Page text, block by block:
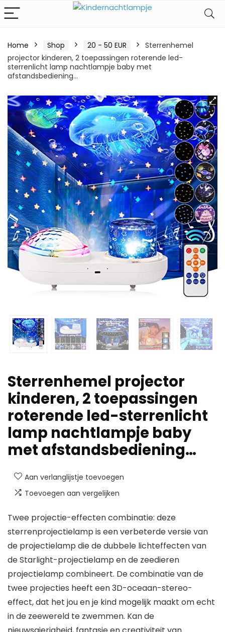
Home Shop 20 - 50 EUR
Sterrenhemel
projector kinderen, 2 toepassingen roterende led-
sterrenlicht lamp nachtlampje baby met
afstandsbediening…
Sterrenhemel projector
kinderen, 2 toepassingen
roterende led-sterrenlicht
lamp nachtlampje baby
met afstandsbediening…
Aan verlanglijstje toevoegen
Toevoegen aan vergelijken
Twee projectie-effecten combinatie: deze
sterrenprojectielamp is een verbeterde versie van
de projectielamp die de dubbele lichteffecten van
de Starlight-projectielamp en de zeedieren
projectielamp combineert. De combinatie van de
twee projecties heeft een 3D-oceaan-stereo-
effect, dat het jou en je kind mogelijk maakt om echt
in de zeewereld te zwemmen. Kan de